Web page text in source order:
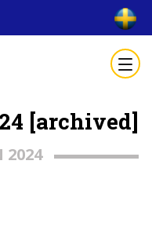
[archived]
2024